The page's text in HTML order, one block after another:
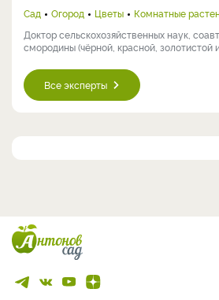
Сад Огород Цветы Комнатные
Доктор сельскохозяйственных наук,
смородины (чёрной, красной, золотистой и
Все эксперты